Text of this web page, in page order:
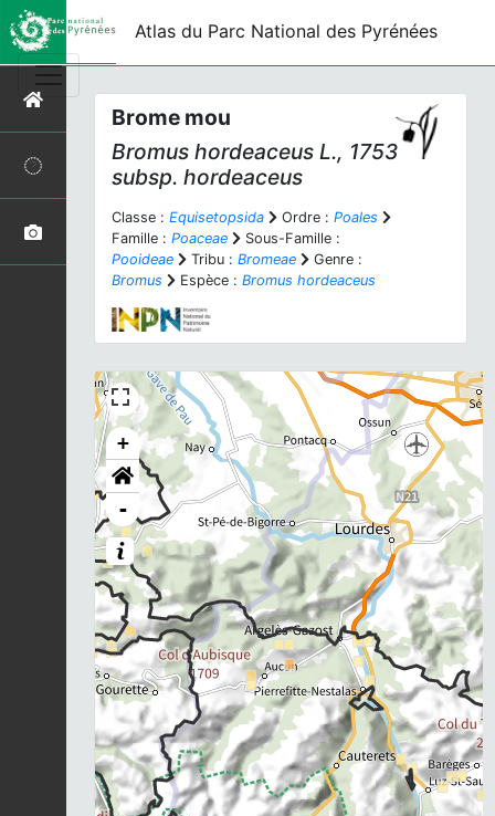
Atlas du Parc National des Pyrénées
Brome mou
Bromus hordeaceus L., 1753
subsp. hordeaceus
Classe : Equisetopsida Ordre : Poales
Famille : Poaceae
Sous-Famille :
Pooideae
Tribu : Bromeae
Genre :
Bromus
Espèce : Bromus hordeaceus
+
-